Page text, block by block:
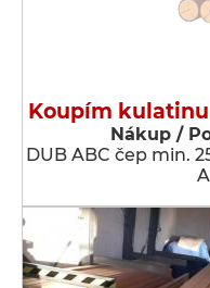
Koupím kulatinu
Nákup /
DUB ABC čep min.